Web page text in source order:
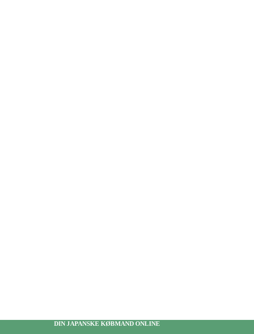
DIN JAPANSKE KØBMAND ONLINE